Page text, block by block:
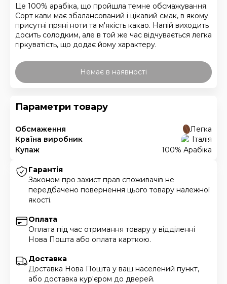
Це 100% арабіка, що пройшла темне обсмажування.
Сорт кави має збалансований і цікавий смак, в якому
присутні пряні ноти та м'якість какао. Напій виходить
досить солодким, але в той же час відчувається легка
гіркуватість, що додає йому характеру.
Немає в наявності
Параметри товару
Обсмаження
Легка
Країна виробник
Італія
Купаж
100% Арабіка
Гарантія
Законом про захист прав споживачів не
передбачено повернення цього товару належної
якості.
Оплата
Оплата під час отримання товару у відділенні
Нова Пошта або оплата карткою.
Доставка
Доставка Нова Пошта у ваш населений пункт,
або доставка кур'єром до дверей.